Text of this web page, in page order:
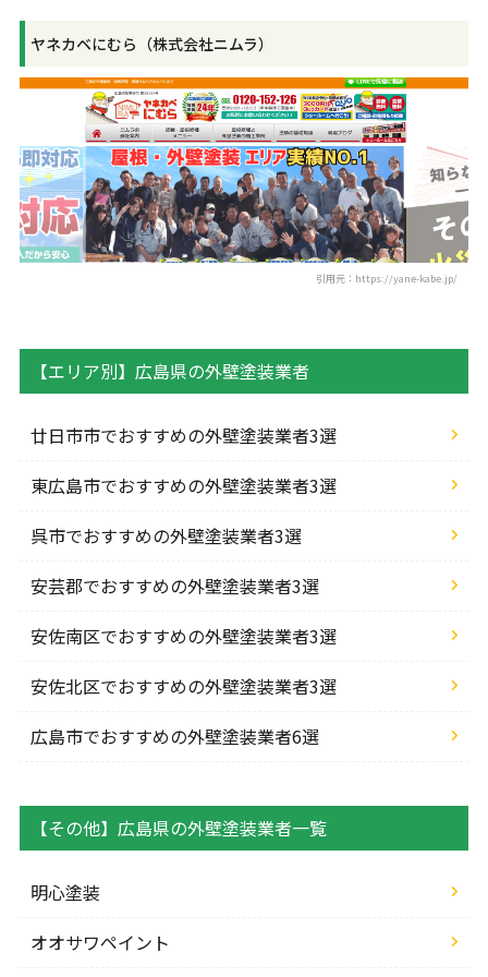
ヤネカベにむら（株式会社ニムラ）
引用元：https://yane-kabe.jp/
【エリア別】広島県の外壁塗装業者
廿日市市でおすすめの外壁塗装業者3選
東広島市でおすすめの外壁塗装業者3選
呉市でおすすめの外壁塗装業者3選
安芸郡でおすすめの外壁塗装業者3選
安佐南区でおすすめの外壁塗装業者3選
安佐北区でおすすめの外壁塗装業者3選
広島市でおすすめの外壁塗装業者6選
【その他】広島県の外壁塗装業者一覧
明心塗装
オオサワペイント